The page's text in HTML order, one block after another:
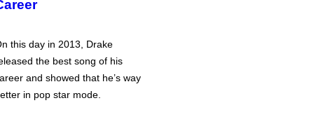
this day in 2013, Drake
the best song of his
and showed that he’s way
in pop star mode.